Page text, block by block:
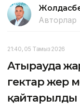
Авторлар
21:40, 05 Тамыз 2026
Атырауда
гектар жер
қайтарылды